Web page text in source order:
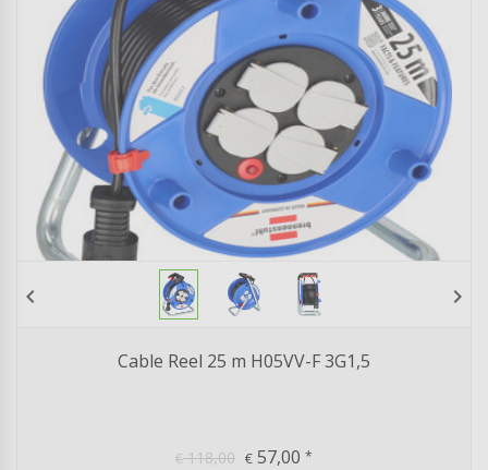
chevron_left chevron_right
Cable Reel 25 m H05VV-F 3G1,5
€118,00 € 57,00 *